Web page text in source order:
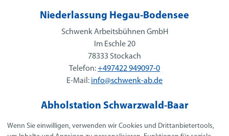
Niederlassung Hegau-Bodensee
Schwenk Arbeitsbühnen GmbH
Im Eschle 20
78333 Stockach
Telefon:+497422 949097-0
E-Mail: info@schwenk-ab.de
Abholstation Schwarzwald-Baar
Schwenk Arbeitsbühnen GmbH
Wenn Sie einwilligen, verwenden wir Cookies und Drittanbietertools,